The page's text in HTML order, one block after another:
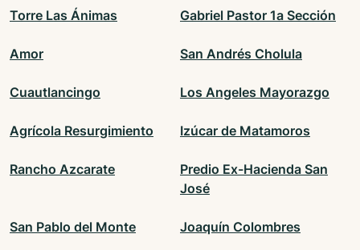
Torre Las Ánimas Gabriel Pastor 1a Sección
Amor San Andrés Cholula
Cuautlancingo Los Angeles Mayorazgo
Agrícola Resurgimiento Izúcar de Matamoros
Rancho Azcarate
Predio Ex-Hacienda San
José
San Pablo del Monte Joaquín Colombres